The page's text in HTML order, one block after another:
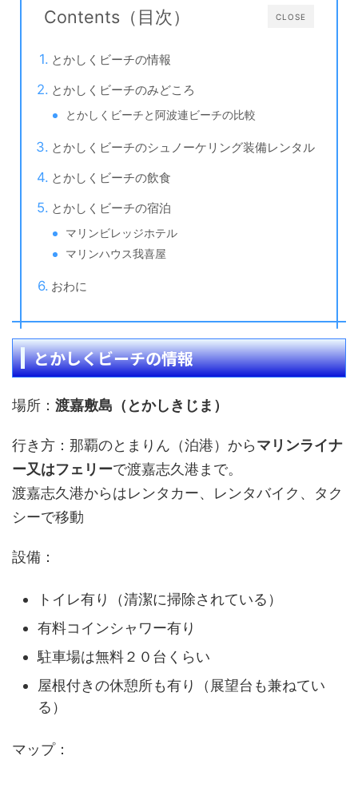
CLOSE
Contents（目次）
とかしくビーチの情報
とかしくビーチのみどころ
とかしくビーチと阿波連ビーチの比較
とかしくビーチのシュノーケリング装備レンタル
とかしくビーチの飲食
とかしくビーチの宿泊
マリンビレッジホテル
マリンハウス我喜屋
おわに
とかしくビーチの情報
場所： 渡嘉敷島（とかしきじま）
行き方：那覇のとまりん（泊港）からマリンライナ
ー又はフェリーで渡嘉志久港まで。
渡嘉志久港からはレンタカー、レンタバイク、タク
シーで移動
設備：
トイレ有り（清潔に掃除されている）
有料コインシャワー有り
駐車場は無料２０台くらい
屋根付きの休憩所も有り（展望台も兼ねてい
る）
マップ：